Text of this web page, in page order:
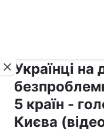
Українці
5 країн -
Києва